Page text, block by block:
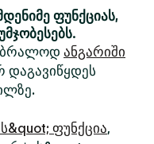
ფუნქციას,
ანგარიში
დაგავიწყდეს
ფუნქცია,